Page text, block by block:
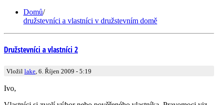
Domů/
družstevníci a vlastníci v družstevním domě
Družstevníci a vlastníci 2
Vložil lake , 6. Říjen 2009 - 5:19
Ivo,